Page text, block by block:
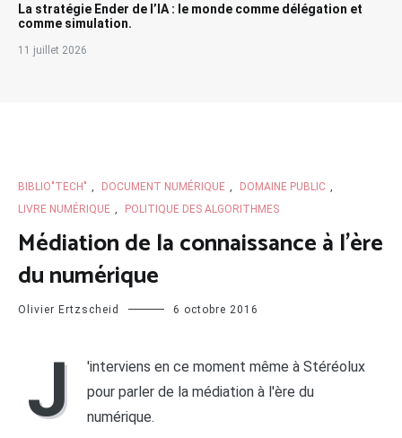
La stratégie Ender de l’IA : le monde comme délégation et
comme simulation.
11 juillet 2026
BIBLIO"TECH" DOCUMENT NUMÉRIQUE DOMAINE PUBLIC
LIVRE NUMÉRIQUE
POLITIQUE DES ALGORITHMES
Médiation de la connaissance à l’ère
du numérique
Olivier Ertzscheid 6 octobre 2016
J
'interviens en ce moment même à Stéréolux
pour parler de la médiation à l'ère du
numérique.